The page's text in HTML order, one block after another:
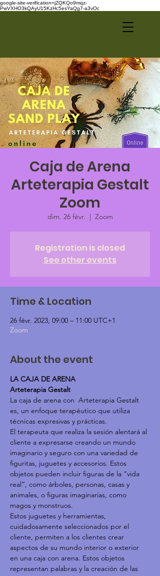
google-site-verification=jZQKQo9mqz-
PwVXHO3kQAyU15KzHc5esYaQg7-a3vOc
Caja de Arena
Arteterapia Gestalt
Zoom
dim. 26 févr.
  |
Zoom
Registration is closed
See other events
Time & Location
26 févr. 2023, 09:00 – 11:00 UTC+1
Zoom
About the event
LA CAJA DE ARENA
Arteterapia Gestalt
La caja de arena con  Arteterapia Gestalt
es, un enfoque terapéutico que utiliza
técnicas expresivas y prácticas.
El terapeuta que realiza la sesión alentará al
cliente a expresarse creando un mundo
imaginario y seguro con una variedad de
figuritas, juguetes y accesorios. Estos
objetos pueden incluir figuras de la “vida
real”, como árboles, personas, casas y
animales, o figuras imaginarias, como
magos y monstruos.
Estos juguetes y herramientas,
cuidadosamente seleccionados por el
cliente, permiten a los clientes crear
aspectos de su mundo interior o exterior
en una caja con arena. Estos objetos
representan palabras y la creación de las